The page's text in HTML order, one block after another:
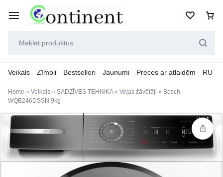
Veikals Zīmoli Bestselleri Jaunumi Preces ar atlaidēm RU
Home » Veikals » SADZĪVES TEHNIKA» Veļas žāvētāji » Bosch
WQB246DSSN 9kg